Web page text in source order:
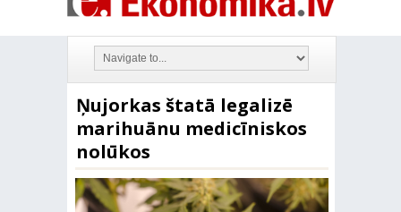
Ņujorkas štatā legalizē
marihuānu medicīniskos
nolūkos